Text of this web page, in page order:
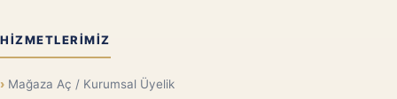
HIZMETLERIMIZ
Mağaza Aç / Kurumsal Üyelik